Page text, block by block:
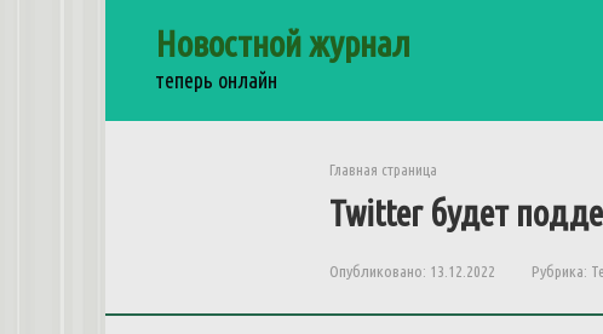
Новостной журнал
теперь онлайн
Главная страница
Twitter будет
Опубликовано: 13.12.2022 Рубрика: